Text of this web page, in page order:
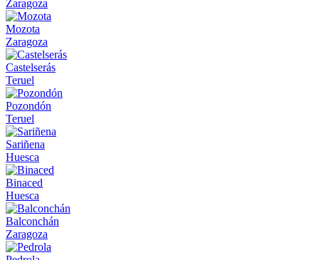
Zaragoza
Mozota
Zaragoza
Castelserás
Teruel
Pozondón
Teruel
Sariñena
Huesca
Binaced
Huesca
Balconchán
Zaragoza